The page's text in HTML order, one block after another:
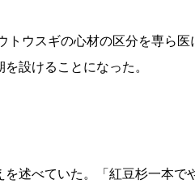
ウスギの心材の区分を専ら医
設けることになった。
述べていた。「紅豆杉一本で